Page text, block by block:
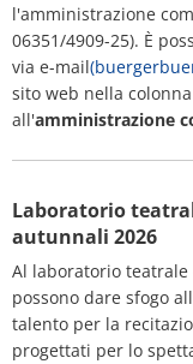
l'amministrazione
06351/4909-25). È
via e-mail
sito web nella
all'amministrazione
Laboratorio
autunnali 2026
Al laboratorio
possono dare sfogo
talento per la
progettati per lo